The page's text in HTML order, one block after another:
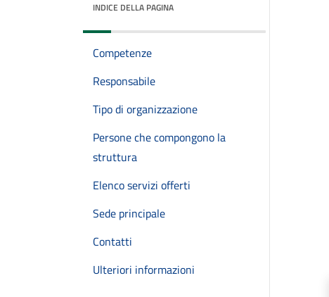
INDICE DELLA PAGINA
Competenze
Responsabile
Tipo di organizzazione
Persone che compongono la
struttura
Elenco servizi offerti
Sede principale
Contatti
Ulteriori informazioni